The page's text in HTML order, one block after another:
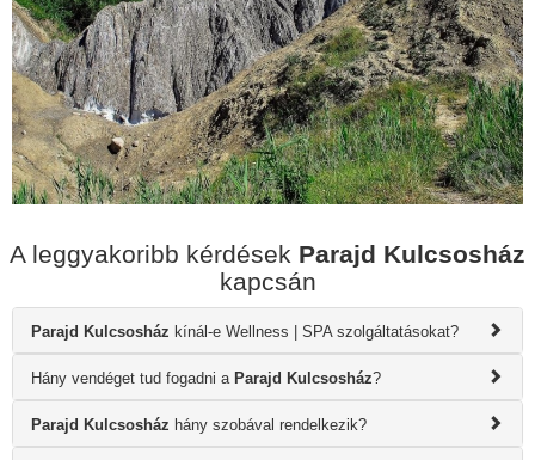
A leggyakoribb kérdések Parajd Kulcsosház
kapcsán
Parajd Kulcsosház kínál-e Wellness | SPA szolgáltatásokat?
Hány vendéget tud fogadni a Parajd Kulcsosház?
Parajd Kulcsosház hány szobával rendelkezik?